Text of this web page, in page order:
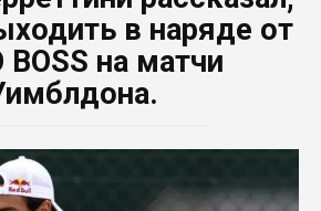
в наряде от
BOSS на матчи